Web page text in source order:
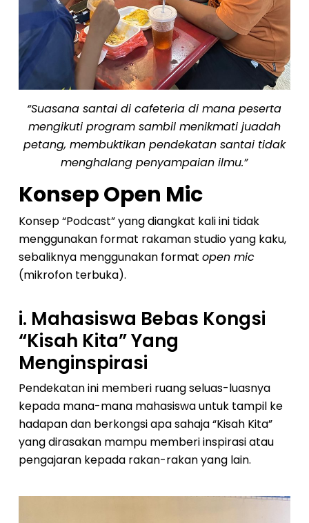
“Suasana santai di cafeteria di mana peserta
mengikuti program sambil menikmati juadah
petang, membuktikan pendekatan santai tidak
menghalang penyampaian ilmu.”
Konsep Open Mic
Konsep “Podcast” yang diangkat kali ini tidak
menggunakan format rakaman studio yang kaku,
sebaliknya menggunakan format open mic
(mikrofon terbuka).
i. Mahasiswa Bebas Kongsi
“Kisah Kita” Yang
Menginspirasi
Pendekatan ini memberi ruang seluas-luasnya
kepada mana-mana mahasiswa untuk tampil ke
hadapan dan berkongsi apa sahaja “Kisah Kita”
yang dirasakan mampu memberi inspirasi atau
pengajaran kepada rakan-rakan yang lain.